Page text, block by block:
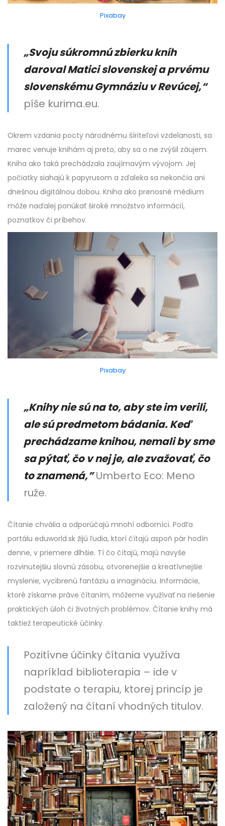
Pixabay
„Svoju súkromnú zbierku kníh
daroval Matici slovenskej a prvému
slovenskému Gymnáziu v Revúcej,“
píše kurima.eu.
Okrem vzdania pocty národnému šíriteľovi vzdelanosti, sa
marec venuje knihám aj preto, aby sa o ne zvýšil záujem.
Kniha ako taká prechádzala zaujímavým vývojom. Jej
počiatky siahajú k papyrusom a zďaleka sa nekončia ani
dnešnou digitálnou dobou. Kniha ako prenosné médium
môže naďalej ponúkať široké množstvo informácií,
poznatkov či príbehov.
Pixabay
„Knihy nie sú na to, aby ste im verili,
ale sú predmetom bádania. Keď
prechádzame knihou, nemali by sme
sa pýtať, čo v nej je, ale zvažovať, čo
to znamená,”Umberto Eco: Meno
ruže.
Čítanie chvália a odporúčajú mnohí odborníci. Podľa
portálu eduworld.sk žijú ľudia, ktorí čítajú aspoň pár hodín
denne, v priemere dlhšie. Tí čo čítajú, majú navyše
rozvinutejšiu slovnú zásobu, otvorenejšie a kreatívnejšie
myslenie, vycibrenú fantáziu a imagináciu. Informácie,
ktoré získame práve čítaním, môžeme využívať na riešenie
praktických úloh či životných problémov. Čítanie knihy má
taktiež terapeutické účinky.
Pozitívne účinky čítania využíva
napríklad biblioterapia – ide v
podstate o terapiu, ktorej princíp je
založený na čítaní vhodných titulov.